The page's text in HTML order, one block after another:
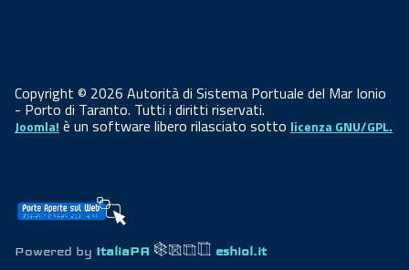
Copyright © 2026 Autorità di Sistema Portuale del Mar Ionio
- Porto di Taranto. Tutti i diritti riservati.
Joomla! è un software libero rilasciato sotto licenza GNU/GPL.
Powered by ItaliaPA eshiol.it